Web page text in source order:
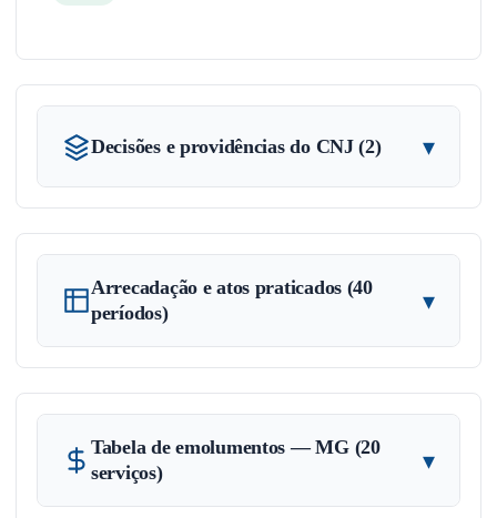
Decisões e providências do CNJ (2) ▾
Arrecadação e atos praticados (40
períodos)
▾
Tabela de emolumentos — MG (20
serviços)
▾